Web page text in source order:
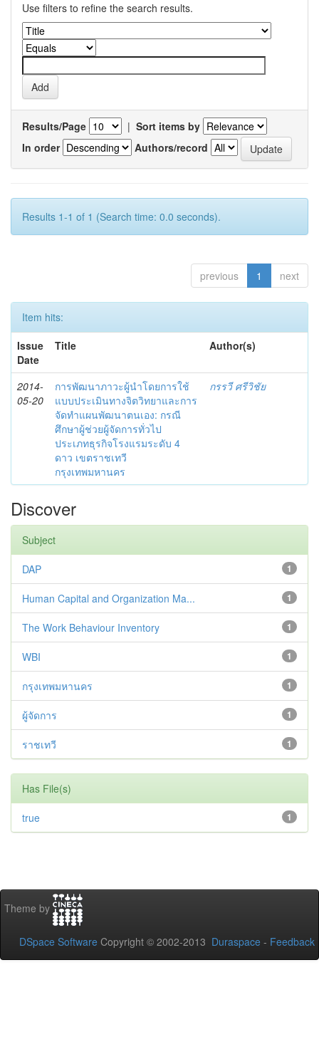
Use filters to refine the search results.
Results/Page | Sort items by
In order
Authors/record
Results 1-1 of 1 (Search time: 0.0 seconds).
previous 1 next
Item hits:
Issue
Date
Title Author(s)
2014-
05-20
การพัฒนาภาวะผู้นำโดยการใช้
แบบประเมินทางจิตวิทยาและการ
จัดทำแผนพัฒนาตนเอง: กรณี
ศึกษาผู้ช่วยผู้จัดการทั่วไป
ประเภทธุรกิจโรงแรมระดับ 4
ดาว เขตราชเทวี
กรุงเทพมหานคร
กรรวี ศรีวิชัย
Discover
Subject
1
DAP
1
Human Capital and Organization Ma...
1
The Work Behaviour Inventory
1
WBI
1
กรุงเทพมหานคร
1
ผู้จัดการ
1
ราชเทวี
Has File(s)
1
true
Theme by
DSpace Software Copyright © 2002-2013 Duraspace - Feedback